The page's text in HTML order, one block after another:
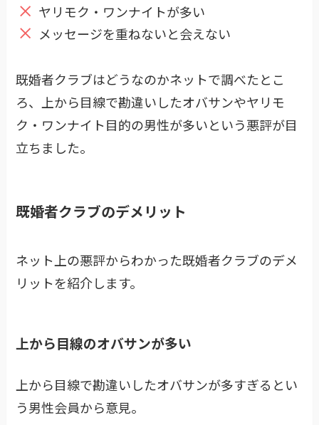
ヤリモク・ワンナイトが多い
メッセージを重ねないと会えない
既婚者クラブはどうなのかネットで調べたとこ
ろ、上から目線で勘違いしたオバサンやヤリモ
ク・ワンナイト目的の男性が多いという悪評が目
立ちました。
既婚者クラブのデメリット
ネット上の悪評からわかった既婚者クラブのデメ
リットを紹介します。
上から目線のオバサンが多い
上から目線で勘違いしたオバサンが多すぎるとい
う男性会員から意見。